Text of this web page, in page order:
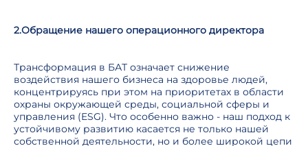
2.Обращение нашего операционного директора
Трансформация в БАТ означает снижение
воздействия нашего бизнеса на здоровье людей,
концентрируясь при этом на приоритетах в области
охраны окружающей среды, социальной сферы и
управления (ESG). Что особенно важно - наш подход к
устойчивому развитию касается не только нашей
собственной деятельности, но и более широкой цепи